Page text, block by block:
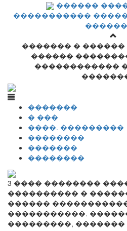
������
�����������
������� �
������
������������
�������
� ���
����. ���������
��������
�������
��������
3 ���� ��������
���������� �
������
�����������.
���������,